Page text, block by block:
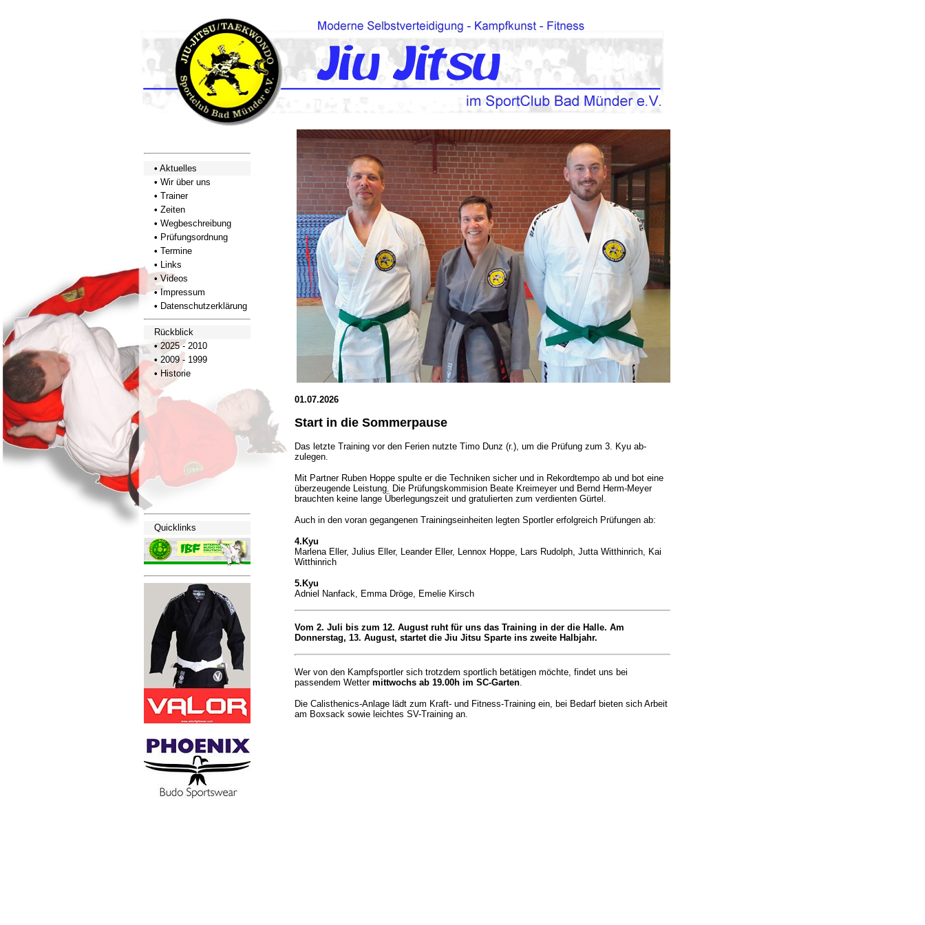
• Aktuelles
• Wir über uns
• Trainer
• Zeiten
• Wegbeschreibung
• Prüfungsordnung
• Termine
• Links
• Videos
• Impressum
• Datenschutzerklärung
Rückblick
• 2025 - 2010
• 2009 - 1999
• Historie
Quicklinks
01.07.2026
Start in die Sommerpause
Das letzte Training vor den Ferien nutzte Timo Dunz (r.), um die Prüfung zum 3. Kyu ab-
zulegen.
Mit Partner Ruben Hoppe spulte er die Techniken sicher und in Rekordtempo ab und bot eine
überzeugende Leistung. Die Prüfungskommision Beate Kreimeyer und Bernd Herm-Meyer
brauchten keine lange Überlegungszeit und gratulierten zum verdienten Gürtel.
Auch in den voran gegangenen Trainingseinheiten legten Sportler erfolgreich Prüfungen ab:
4.Kyu
Marlena Eller, Julius Eller, Leander Eller, Lennox Hoppe, Lars Rudolph, Jutta Witthinrich, Kai
Witthinrich
5.Kyu
Adniel Nanfack, Emma Dröge, Emelie Kirsch
Vom 2. Juli bis zum 12. August ruht für uns das Training in der die Halle. Am
Donnerstag, 13. August, startet die Jiu Jitsu Sparte ins zweite Halbjahr.
Wer von den Kampfsportler sich trotzdem sportlich betätigen möchte, findet uns bei
passendem Wetter mittwochs ab 19.00h im SC-Garten.
Die Calisthenics-Anlage lädt zum Kraft- und Fitness-Training ein, bei Bedarf bieten sich Arbeit
am Boxsack sowie leichtes SV-Training an.